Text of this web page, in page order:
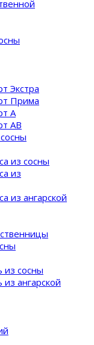
Экстра
Прима
A
AB
из сосны
из
из ангарской
из сосны
ангарской